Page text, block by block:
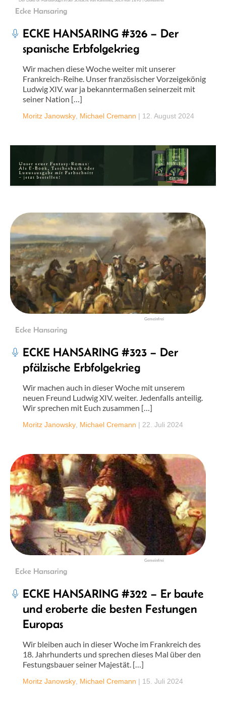
Ecke Hansaring
ECKE HANSARING #326 – Der
spanische Erbfolgekrieg
Wir machen diese Woche weiter mit unserer
Frankreich-Reihe. Unser französischer Vorzeigekönig
Ludwig XIV. war ja bekanntermaßen seinerzeit mit
seiner Nation […]
Moritz Janowsky Michael Cremann | 12. August 2024
Gemeinfrei
Ecke Hansaring
ECKE HANSARING #323 – Der
pfälzische Erbfolgekrieg
Wir machen auch in dieser Woche mit unserem
neuen Freund Ludwig XIV. weiter. Jedenfalls anteilig.
Wir sprechen mit Euch zusammen […]
Moritz Janowsky Michael Cremann | 22. Juli 2024
Gemeinfrei
Ecke Hansaring
ECKE HANSARING #322 – Er baute
und eroberte die besten Festungen
Europas
Wir bleiben auch in dieser Woche im Frankreich des
18. Jahrhunderts und sprechen dieses Mal über den
Festungsbauer seiner Majestät. […]
Moritz Janowsky Michael Cremann | 15. Juli 2024